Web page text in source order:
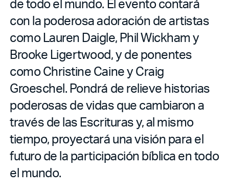
con la poderosa adoración de artistas
como Lauren Daigle, Phil Wickham y
Brooke Ligertwood, y de ponentes
como Christine Caine y Craig
Groeschel. Pondrá de relieve historias
poderosas de vidas que cambiaron a
través de las Escrituras y, al mismo
tiempo, proyectará una visión para el
futuro de la participación bíblica en todo
el mundo.